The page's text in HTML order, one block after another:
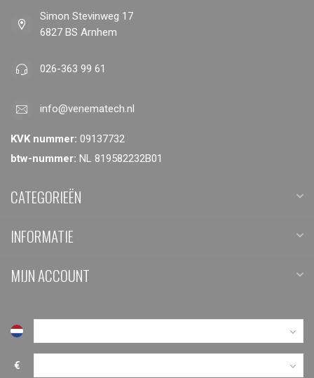
Simon Stevinweg 17
6827 BS Arnhem
026-363 99 61
info@venematech.nl
KVK nummer: 09137732
btw-nummer: NL 819582232B01
CATEGORIEËN
INFORMATIE
MIJN ACCOUNT
€